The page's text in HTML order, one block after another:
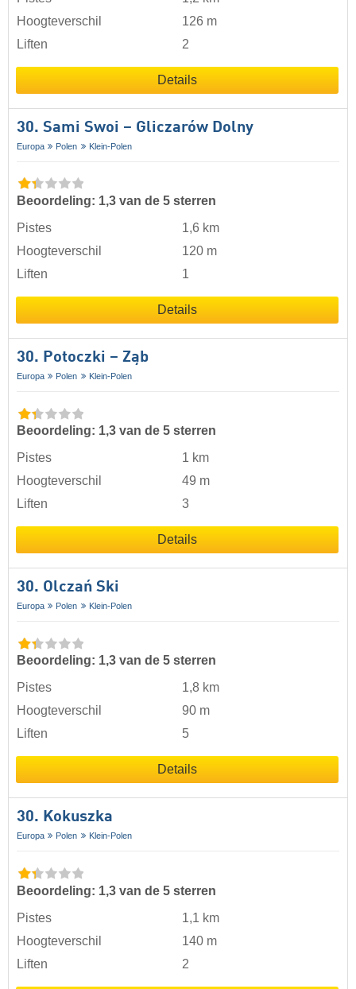
Hoogteverschil
126 m
Liften
2
Details
30. Sami Swoi – Gliczarów Dolny
Europa Polen Klein-Polen
Beoordeling: 1,3 van de 5 sterren
Pistes
1,6 km
Hoogteverschil
120 m
Liften
1
Details
30. Potoczki – Ząb
Europa Polen Klein-Polen
Beoordeling: 1,3 van de 5 sterren
Pistes
1 km
Hoogteverschil
49 m
Liften
3
Details
30. Olczań Ski
Europa Polen Klein-Polen
Beoordeling: 1,3 van de 5 sterren
Pistes
1,8 km
Hoogteverschil
90 m
Liften
5
Details
30. Kokuszka
Europa Polen Klein-Polen
Beoordeling: 1,3 van de 5 sterren
Pistes
1,1 km
Hoogteverschil
140 m
Liften
2